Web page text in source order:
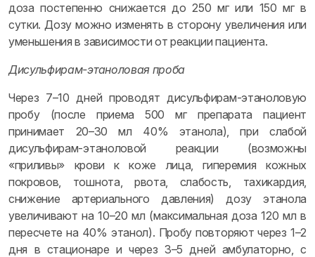
доза постепенно снижается до 250 мг или 150 мг в
сутки. Дозу можно изменять в сторону увеличения или
уменьшения в зависимости от реакции пациента.
Дисульфирам-этаноловая проба
Через 7–10 дней проводят дисульфирам-этаноловую
пробу (после приема 500 мг препарата пациент
принимает 20–30 мл 40% этанола), при слабой
дисульфирам-этаноловой реакции (возможны
«приливы» крови к коже лица, гиперемия кожных
покровов, тошнота, рвота, слабость, тахикардия,
снижение артериального давления) дозу этанола
увеличивают на 10–20 мл (максимальная доза 120 мл в
пересчете на 40% этанол). Пробу повторяют через 1–2
дня в стационаре и через 3–5 дней амбулаторно, с